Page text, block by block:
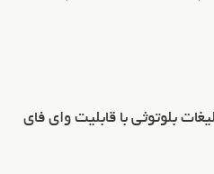
بلوتوثی با قابلیت وای فای